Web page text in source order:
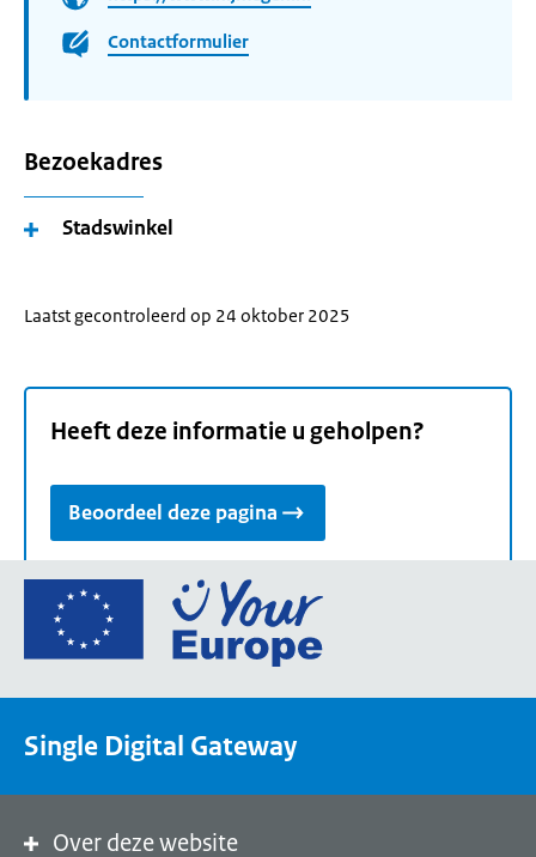
Contactformulier
Bezoekadres
Stadswinkel
Laatst gecontroleerd op 24 oktober 2025
Heeft deze informatie u geholpen?
Beoordeel deze pagina
Ga
de
een
Single Digital Gateway
Over deze website